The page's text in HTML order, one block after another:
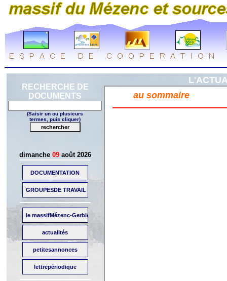
RECHERCHE DE
DOCUMENTS
(Saisir un ou plusieurs
termes, puis cliquer)
dimanche 09août 2026